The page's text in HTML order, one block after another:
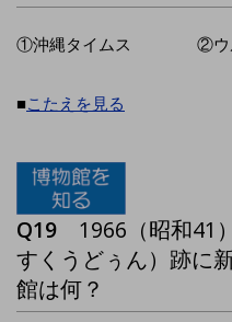
①沖縄タイムス ②
■こたえを見る
Q19 1966（昭和41
すくうどぅん）跡に
館は何？